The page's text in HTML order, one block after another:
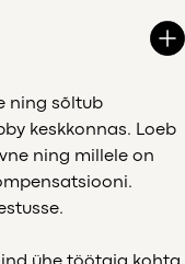
ning sõltub
keskkonnas. Loeb
ning millele on